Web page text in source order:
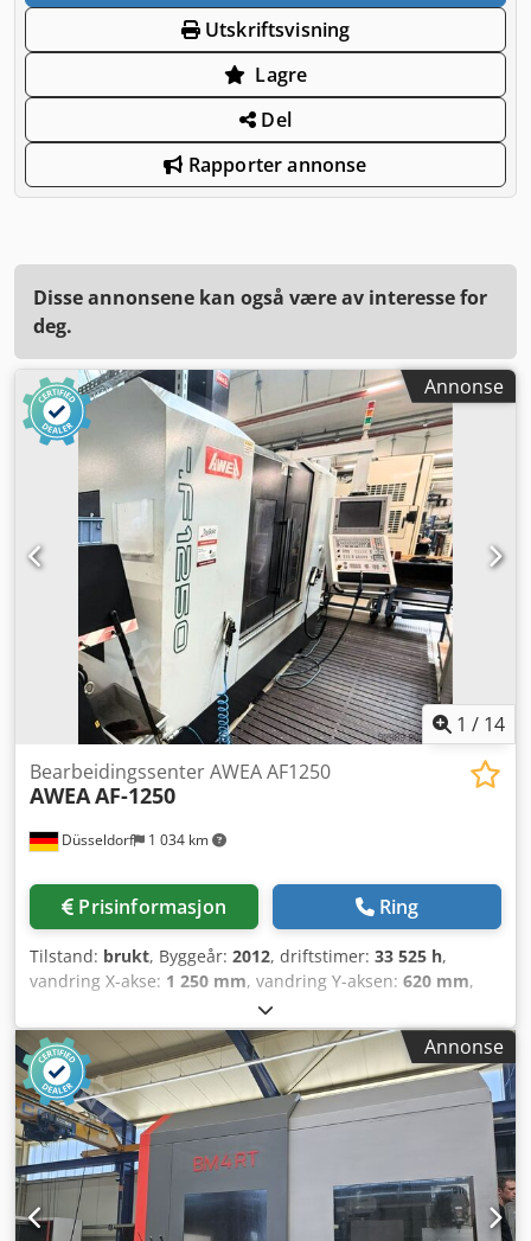
Utskriftsvisning
Lagre
Del
Rapporter annonse
Disse annonsene kan også være av interesse for
deg.
Annonse
1 / 14
Düsseldorf 1 034 km
Bearbeidingssenter AWEA AF1250
AWEAAF-1250
Prisinformasjon Ring
Tilstand: brukt, Byggeår: 2012, driftstimer: 33 525 h,
vandring X-akse: 1 250 mm, vandring Y-aksen: 620 mm,
620 mm
Heidenhain iTCN 530, emnevekt (maks.):1 000 kg,
bordbredde:620 mm, bordlengde:1 350 mm, totalvekt:
8 000 kg, spindelhastighet (min.):15 000 o/min,
verktøylengde:220 mm, verktøydiameter:150 mm,
verktøyvekt:7 g, CNC-styring: Heidenhain iTCN530 Aker X-
akse vandring mm: 1.250 Y-akse vandring mm: 620 Djdpfx
Ajxlrnbed Sskr Z-akse vandring mm: 620 C-akse grader:
360º (0,001º) B-akse grader: ±115 (0,001º) Arbeidsbord
Borddimensjoner mm: 1.350 x 620 Maks. arbeidsstykkevekt
Annonse